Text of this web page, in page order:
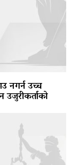
नगर्न उच्च